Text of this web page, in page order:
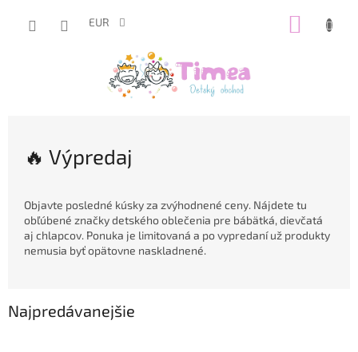
EUR
🔥 Výpredaj
Objavte posledné kúsky za zvýhodnené ceny. Nájdete tu
obľúbené značky detského oblečenia pre bábätká, dievčatá
aj chlapcov. Ponuka je limitovaná a po vypredaní už produkty
nemusia byť opätovne naskladnené.
Najpredávanejšie